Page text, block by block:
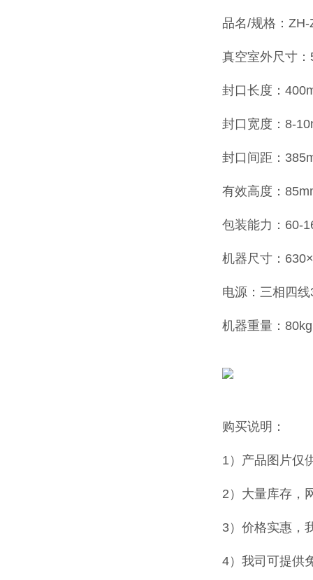
品名/规格：
真空室外尺寸
封口长度：
封口宽度：8-
封口间距：
有效高度：
包装能力：60-
机器尺寸：
电源：三相四
机器重量：80kg
购买说明：
1）产品图片仅
2）大量库存，
3）价格实惠，
4）我司可提供